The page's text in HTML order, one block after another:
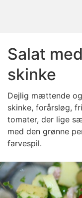
Salat
skinke
Dejlig mættende
skinke, forårsløg,
tomater, der lige
med den grønne
farvespil.